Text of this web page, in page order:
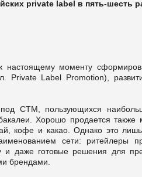
private label в пять-шесть
моменту
Private Label Promotion),
СТМ, пользующихся
Хорошо продается также
кофе и какао. Однако это
сети: ритейлеры
даже готовые решения для
брендами.